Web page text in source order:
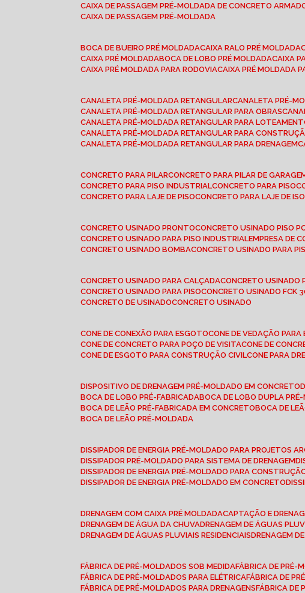
CAIXA DE PASSAGEM PRÉ-MOLDADA DE CONCRETO
CAIXA DE PASSAGEM PRÉ-MOLDADA
BOCA DE BUEIRO PRÉ MOLDADA CAIXA RALO PRÉ MOLDADA
CAIXA PRÉ MOLDADA BOCA DE LOBO PRÉ MOLDADA CAIXA
CAIXA PRÉ MOLDADA PARA RODOVIA CAIXA PRÉ MOLDADA
CANALETA PRÉ-MOLDADA RETANGULAR CANALETA PRÉ-
CANALETA PRÉ-MOLDADA RETANGULAR PARA OBRAS
CANALETA PRÉ-MOLDADA RETANGULAR PARA
CANALETA PRÉ-MOLDADA RETANGULAR PARA
CANALETA PRÉ-MOLDADA RETANGULAR PARA DRENAGEM
CONCRETO PARA PILAR CONCRETO PARA PILAR DE
CONCRETO PARA PISO INDUSTRIAL CONCRETO PARA PISO
CONCRETO PARA LAJE DE PISO CONCRETO PARA LAJE DE
CONCRETO USINADO PRONTO CONCRETO USINADO PISO
CONCRETO USINADO PARA PISO INDUSTRIAL EMPRESA DE
CONCRETO USINADO BOMBA CONCRETO USINADO PARA
CONCRETO USINADO PARA CALÇADA CONCRETO USINADO
CONCRETO USINADO PARA PISO CONCRETO USINADO FCK
CONCRETO DE USINADO CONCRETO USINADO
CONE DE CONEXÃO PARA ESGOTO CONE DE VEDAÇÃO
CONE DE CONCRETO PARA POÇO DE VISITA CONE DE
CONE DE ESGOTO PARA CONSTRUÇÃO CIVIL CONE PARA
DISPOSITIVO DE DRENAGEM PRÉ-MOLDADO EM CONCRETO
BOCA DE LOBO PRÉ-FABRICADA BOCA DE LOBO DUPLA
BOCA DE LEÃO PRÉ-FABRICADA EM CONCRETO BOCA DE
BOCA DE LEÃO PRÉ-MOLDADA
DISSIPADOR DE ENERGIA PRÉ-MOLDADO PARA PROJETOS
DISSIPADOR PRÉ-MOLDADO PARA SISTEMA DE DRENAGEM
DISSIPADOR DE ENERGIA PRÉ-MOLDADO PARA
DISSIPADOR DE ENERGIA PRÉ-MOLDADO EM CONCRETO
DRENAGEM COM CAIXA PRÉ MOLDADA CAPTAÇÃO E
DRENAGEM DE ÁGUA DA CHUVA DRENAGEM DE ÁGUAS
DRENAGEM DE ÁGUAS PLUVIAIS RESIDENCIAIS DRENAGEM
FÁBRICA DE PRÉ-MOLDADOS SOB MEDIDA FÁBRICA DE PRÉ-
FÁBRICA DE PRÉ-MOLDADOS PARA ELÉTRICA FÁBRICA DE
FÁBRICA DE PRÉ-MOLDADOS PARA DRENAGENS FÁBRICA